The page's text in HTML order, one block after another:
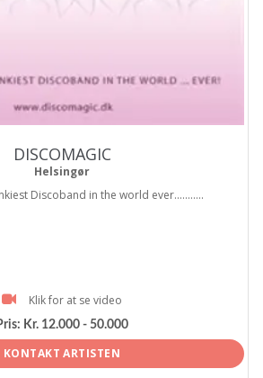
DISCOMAGIC
Helsingør
Discoband in the world ever...........
Klik for at se video
Kr. 12.000 - 50.000
KONTAKT ARTISTEN